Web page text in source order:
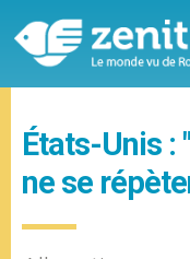
États-Unis :
ne se